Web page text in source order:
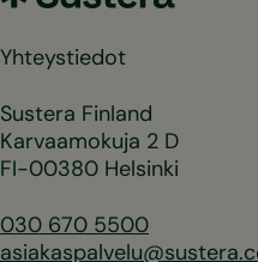
Yhteystiedot
Sustera Finland
Karvaamokuja 2 D
FI-00380 Helsinki
030 670 5500